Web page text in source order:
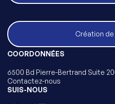
Création
COORDONNÉES
6500 Bd Pierre-Bertrand Suite
Contactez-nous
SUIS-NOUS